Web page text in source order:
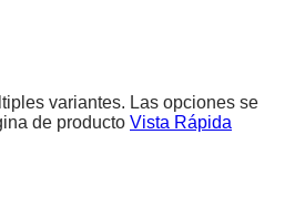
variantes. Las opciones se
de producto Vista Rápida